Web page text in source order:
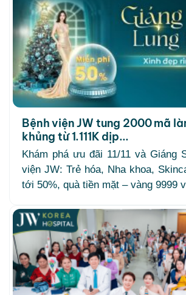
Bệnh viện JW tung 2000 mã
khủng từ 1.111K dịp...
Khám phá ưu đãi 11/11 và Giáng
viện JW: Trẻ hóa, Nha khoa,
tới 50%, quà tiền mặt – vàng 9999